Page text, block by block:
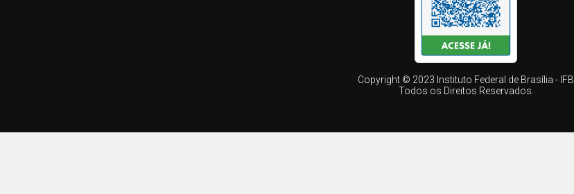
Copyright © 2023 Instituto Federal de Brasília - IFB
Todos os Direitos Reservados.